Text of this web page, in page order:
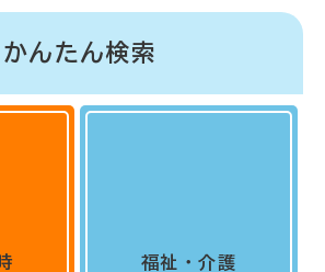
かんたん検索
福祉・介護